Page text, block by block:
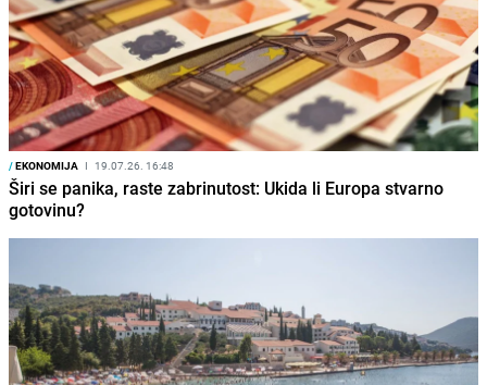
/EKONOMIJA I 19.07.26. 16:48
Širi se panika, raste zabrinutost: Ukida li Europa stvarno
gotovinu?